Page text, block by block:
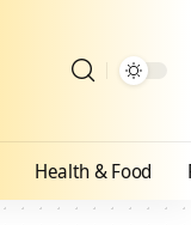
Health & Food